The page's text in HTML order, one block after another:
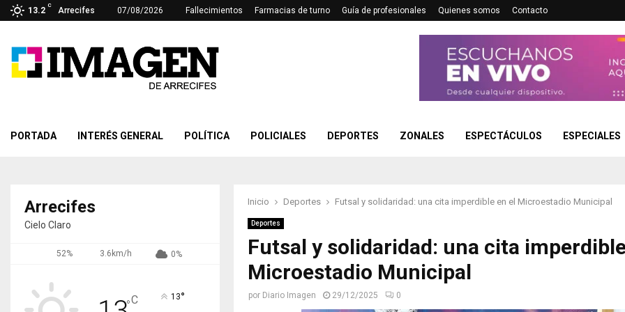
13.2
C
Arrecifes 07/08/2026 Fallecimientos Farmacias de turno Guía de profesionales Quienes somos Contacto
PORTADA INTERÉS GENERAL POLÍTICA POLICIALES DEPORTES ZONALES ESPECTÁCULOS ESPECIALES
Inicio Deportes Futsal y solidaridad: una cita imperdible en el Microestadio Municipal
Deportes
Futsal y solidaridad: una cita
Microestadio Municipal
por Diario Imagen 29/12/2025 0
Arrecifes
Cielo Claro
52% 3.6km/h 0%
°C 13°